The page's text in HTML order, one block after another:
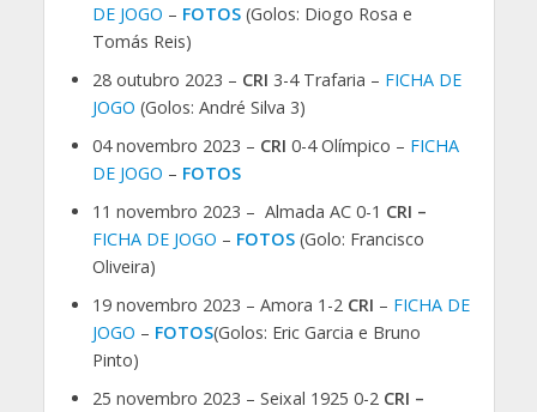
DE JOGO – FOTOS (Golos: Diogo Rosa e
Tomás Reis)
28 outubro 2023 – CRI 3-4 Trafaria – FICHA DE
JOGO (Golos: André Silva 3)
04 novembro 2023 – CRI 0-4 Olímpico – FICHA
DE JOGO – FOTOS
11 novembro 2023 – Almada AC 0-1 CRI –
FICHA DE JOGO – FOTOS (Golo: Francisco
Oliveira)
19 novembro 2023 – Amora 1-2 CRI – FICHA DE
JOGO – FOTOS(Golos: Eric Garcia e Bruno
Pinto)
25 novembro 2023 – Seixal 1925 0-2 CRI –